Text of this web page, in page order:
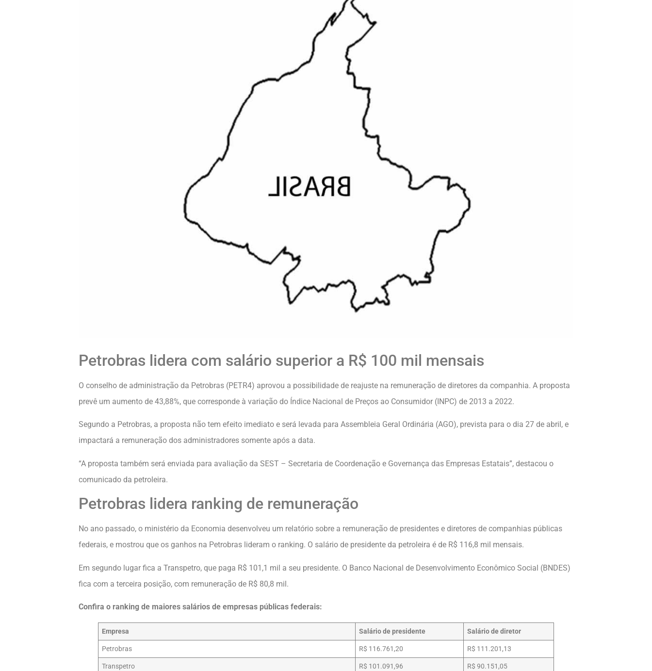
Petrobras lidera com salário superior a R$ 100 mil mensais
O conselho de administração da Petrobras (PETR4) aprovou a possibilidade de reajuste na remuneração de diretores da companhia. A proposta
prevê um aumento de 43,88%, que corresponde à variação do Índice Nacional de Preços ao Consumidor (INPC) de 2013 a 2022.
Segundo a Petrobras, a proposta não tem efeito imediato e será levada para Assembleia Geral Ordinária (AGO), prevista para o dia 27 de abril, e
impactará a remuneração dos administradores somente após a data.
“A proposta também será enviada para avaliação da SEST – Secretaria de Coordenação e Governança das Empresas Estatais”, destacou o
comunicado da petroleira.
Petrobras lidera ranking de remuneração
No ano passado, o ministério da Economia desenvolveu um relatório sobre a remuneração de presidentes e diretores de companhias públicas
federais, e mostrou que os ganhos na Petrobras lideram o ranking. O salário de presidente da petroleira é de R$ 116,8 mil mensais.
Em segundo lugar fica a Transpetro, que paga R$ 101,1 mil a seu presidente. O Banco Nacional de Desenvolvimento Econômico Social (BNDES)
fica com a terceira posição, com remuneração de R$ 80,8 mil.
Confira o ranking de maiores salários de empresas públicas federais:
Empresa Salário de presidente Salário de diretor
Petrobras R$ 116.761,20 R$ 111.201,13
Transpetro R$ 101.091,96 R$ 90.151,05